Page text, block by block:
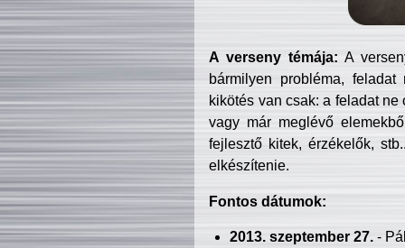
A verseny témája: A
bármilyen probléma, feladat
kikötés van csak: a feladat
vagy már meglévő
fejlesztő kitek, érzékelők,
elkészítenie.
Fontos dátumok:
2013. szeptember 27.-